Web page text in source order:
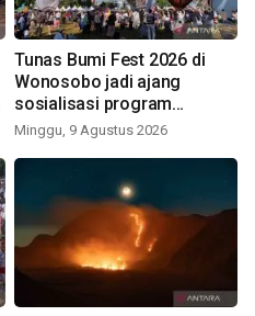
Tunas Bumi Fest 2026 di
Wonosobo jadi ajang
sosialisasi program
pemerintah lewat balon
Minggu, 9 Agustus 2026